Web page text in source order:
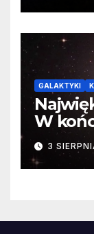
GALAKTYKI
W
3